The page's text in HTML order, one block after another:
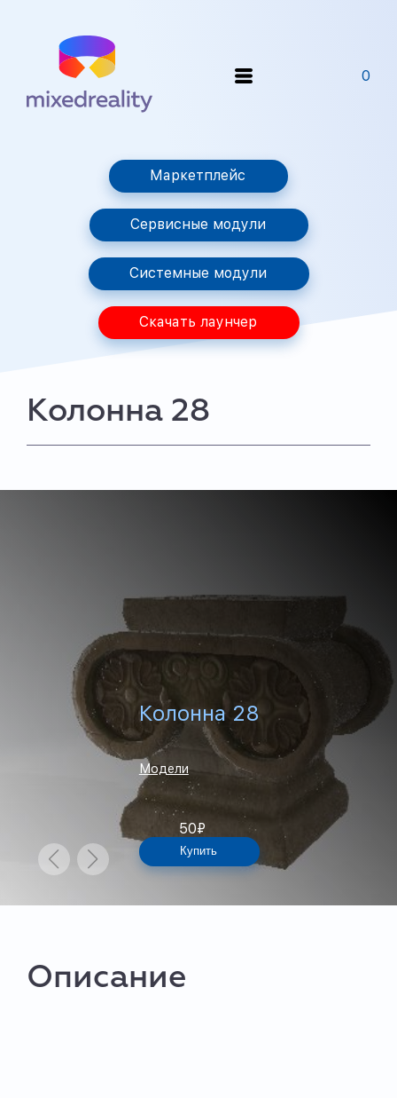
0
Маркетплейс
Сервисные модули
Системные модули
Скачать лаунчер
Колонна 28
Колонна 28
Модели
50₽
Купить
Описание